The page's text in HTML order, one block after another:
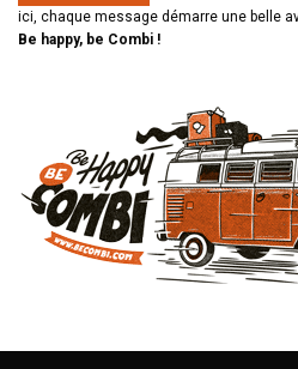
ici, chaque message démarre une belle
Be happy, be Combi !